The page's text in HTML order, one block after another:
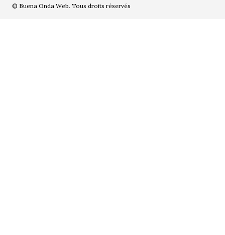
© Buena Onda Web. Tous droits réservés